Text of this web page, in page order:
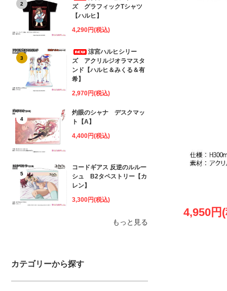
2
ズ グラフィックTシャツ
【ハルヒ】
4,290円(税込)
3
涼宮ハルヒシリー
ズ アクリルジオラマスタ
ンド【ハルヒ＆みくる＆有
希】
2,970円(税込)
4
灼眼のシャナ デスクマッ
ト【A】
4,400円(税込)
5
コードギアス 反逆のルルー
シュ B2タペストリー【カ
レン】
3,300円(税込)
もっと見る
カテゴリーから探す
4,950円